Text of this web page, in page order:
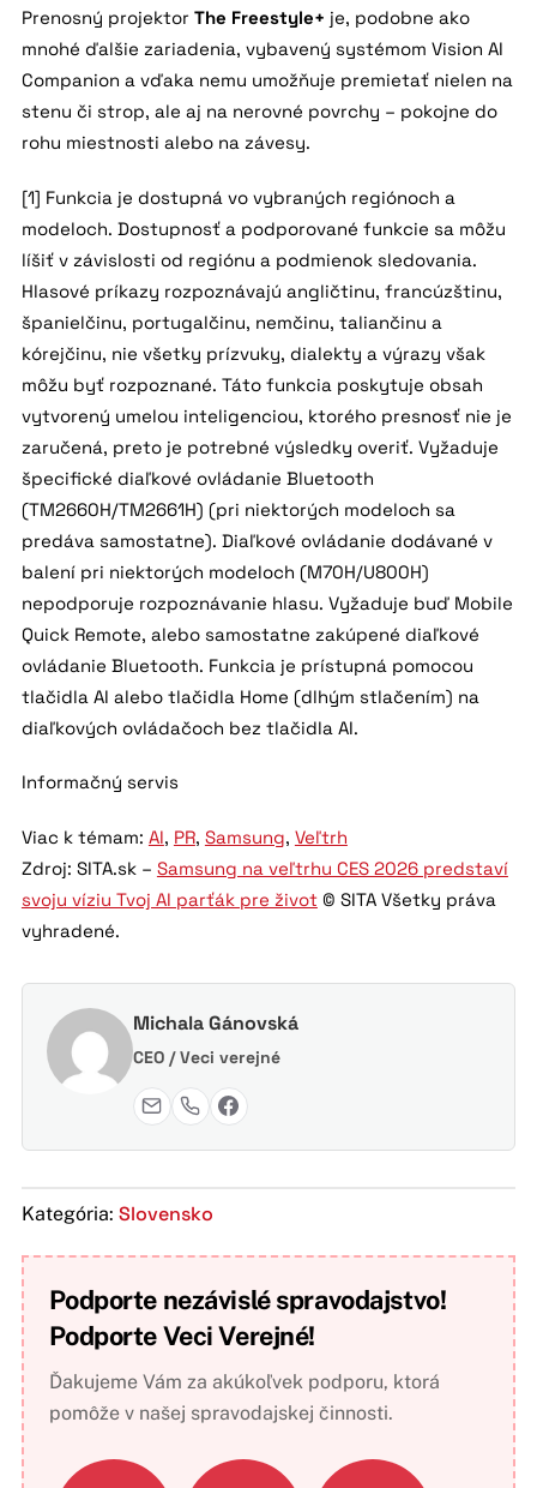
Prenosný projektor The Freestyle+ je, podobne ako
mnohé ďalšie zariadenia, vybavený systémom Vision AI
Companion a vďaka nemu umožňuje premietať nielen na
stenu či strop, ale aj na nerovné povrchy – pokojne do
rohu miestnosti alebo na závesy.
[1] Funkcia je dostupná vo vybraných regiónoch a
modeloch. Dostupnosť a podporované funkcie sa môžu
líšiť v závislosti od regiónu a podmienok sledovania.
Hlasové príkazy rozpoznávajú angličtinu, francúzštinu,
španielčinu, portugalčinu, nemčinu, taliančinu a
kórejčinu, nie všetky prízvuky, dialekty a výrazy však
môžu byť rozpoznané. Táto funkcia poskytuje obsah
vytvorený umelou inteligenciou, ktorého presnosť nie je
zaručená, preto je potrebné výsledky overiť. Vyžaduje
špecifické diaľkové ovládanie Bluetooth
(TM2660H/TM2661H) (pri niektorých modeloch sa
predáva samostatne). Diaľkové ovládanie dodávané v
balení pri niektorých modeloch (M70H/U800H)
nepodporuje rozpoznávanie hlasu. Vyžaduje buď Mobile
Quick Remote, alebo samostatne zakúpené diaľkové
ovládanie Bluetooth. Funkcia je prístupná pomocou
tlačidla AI alebo tlačidla Home (dlhým stlačením) na
diaľkových ovládačoch bez tlačidla AI.
Informačný servis
Viac k témam: AI, PR, Samsung, Veľtrh
Zdroj: SITA.sk – Samsung na veľtrhu CES 2026 predstaví
svoju víziu Tvoj AI parťák pre život© SITA Všetky práva
vyhradené.
Michala Gánovská
CEO / Veci verejné
Kategória: Slovensko
Podporte nezávislé spravodajstvo!
Podporte Veci Verejné!
Ďakujeme Vám za akúkoľvek podporu, ktorá
pomôže v našej spravodajskej činnosti.